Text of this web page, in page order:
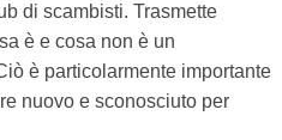
di scambisti. Trasmette
è e cosa non è un
è particolarmente importante
nuovo e sconosciuto per